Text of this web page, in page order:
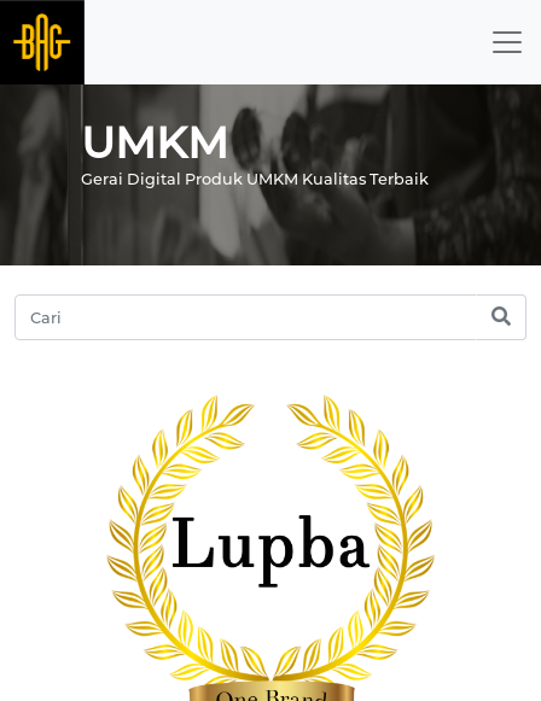
UMKM
Gerai Digital Produk UMKM Kualitas Terbaik